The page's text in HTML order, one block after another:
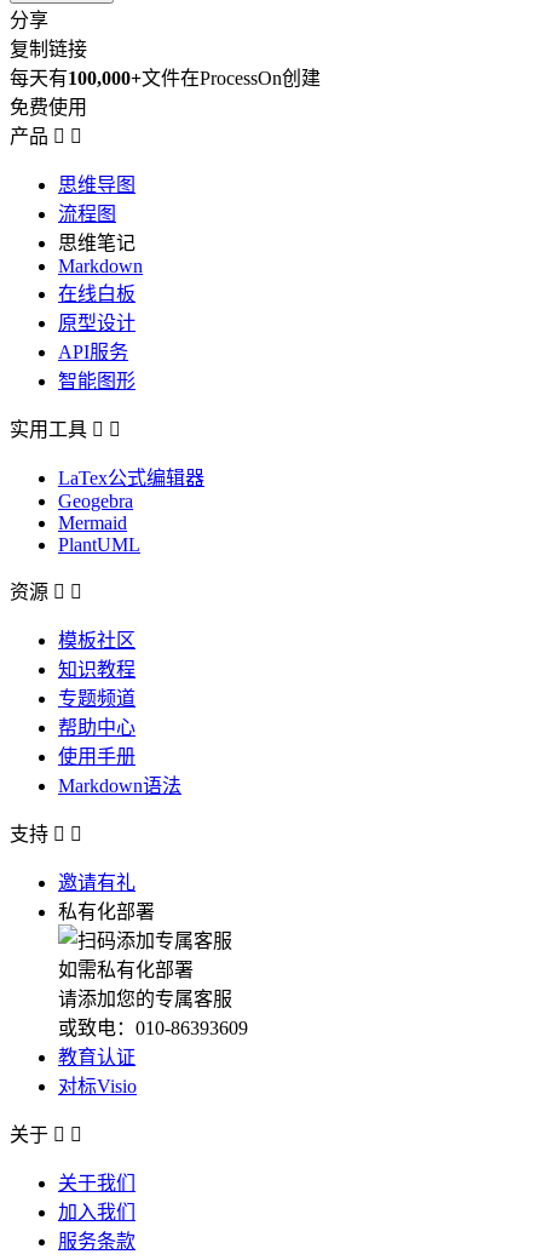
分享
复制链接
每天有100,000+文件在ProcessOn创建
免费使用
产品  
思维导图
流程图
思维笔记
Markdown
在线白板
原型设计
API服务
智能图形
实用工具  
LaTex公式编辑器
Geogebra
Mermaid
PlantUML
资源  
模板社区
知识教程
专题频道
帮助中心
使用手册
Markdown语法
支持  
邀请有礼
私有化部署
如需私有化部署
请添加您的专属客服
或致电：010-86393609
教育认证
对标Visio
关于  
关于我们
加入我们
服务条款